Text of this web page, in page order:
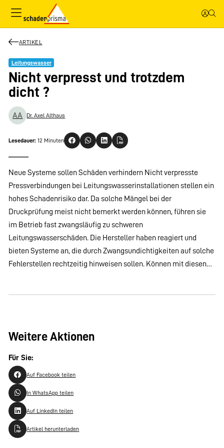
ARTIKEL
Leitungswasser
Nicht verpresst und trotzdem
dicht ?
AA Dr. Axel Althaus
Lesedauer: 12 Minuten
Neue Systeme sollen Schäden verhindern Nicht verpresste
Pressverbindungen bei Leitungswasserinstallationen stellen ein
hohes Schadenrisiko dar. Da solche Mängel bei der
Druckprüfung meist nicht bemerkt werden können, führen sie
im Betrieb fast zwangsläufig zu schweren
Leitungswasserschäden. Die Hersteller haben reagiert und
bieten Systeme an, die durch Zwangsundichtigkeiten auf solche
Fehlerstellen rechtzeitig hinweisen sollen. Können mit diesen…
Weitere Aktionen
Für Sie:
Auf Facebook teilen
In WhatsApp teilen
Auf LinkedIn teilen
Artikel herunterladen